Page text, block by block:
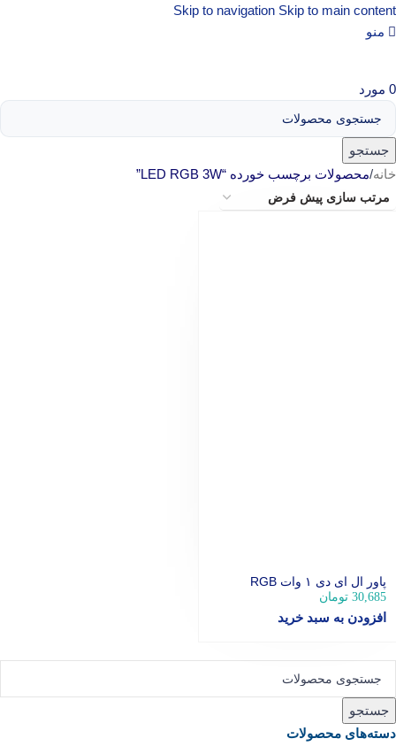
Skip to navigation Skip to main content
منو
0 مورد
جستجو
جستجو
دسته‌های محصولات
خانه/محصولات برچسب خورده “LED RGB 3W”
پاور ال ای دی ۱ وات RGB
30,685 تومان
افزودن به سبد خرید